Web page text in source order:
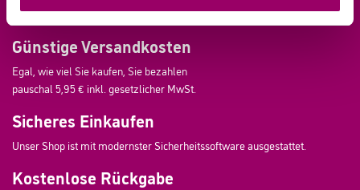
* Alle Preise inkl. der gesetzlichen MwSt. zzgl. Versandkosten.
Günstige Versandkosten
Egal, wie viel Sie kaufen, Sie bezahlen
pauschal 5,95 € inkl. gesetzlicher MwSt.
Sicheres Einkaufen
Unser Shop ist mit modernster Sicherheitssoftware ausgestattet.
Kostenlose Rückgabe